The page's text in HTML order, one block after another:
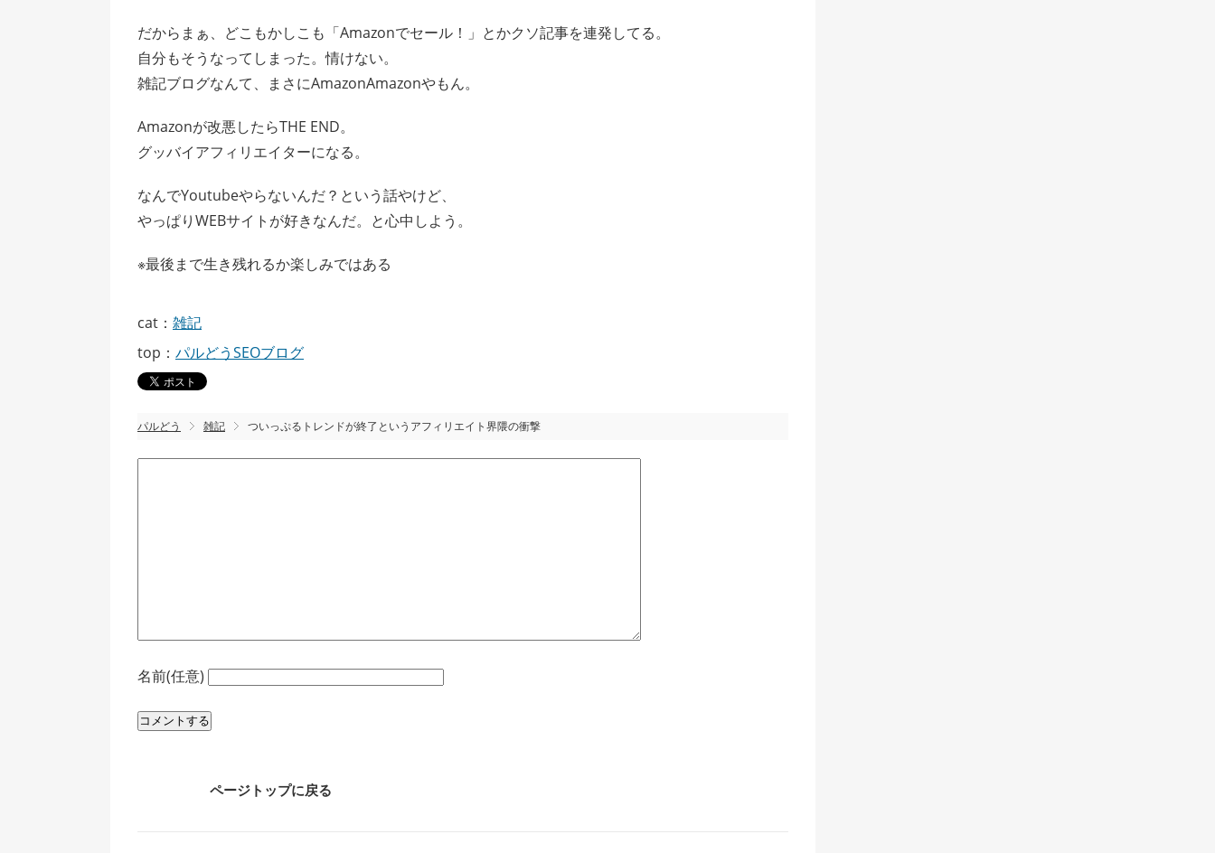
だからまぁ、どこもかしこも「Amazonでセール！」とかクソ記事を連発してる。
自分もそうなってしまった。情けない。
雑記ブログなんて、まさにAmazonAmazonやもん。
Amazonが改悪したらTHE END。
グッバイアフィリエイターになる。
なんでYoutubeやらないんだ？という話やけど、
やっぱりWEBサイトが好きなんだ。と心中しよう。
※最後まで生き残れるか楽しみではある
cat： 雑記
top： パルどうSEOブログ
パルどう 雑記 ついっぷるトレンドが終了というアフィリエイト界隈の衝撃
名前(任意)
ページトップに戻る